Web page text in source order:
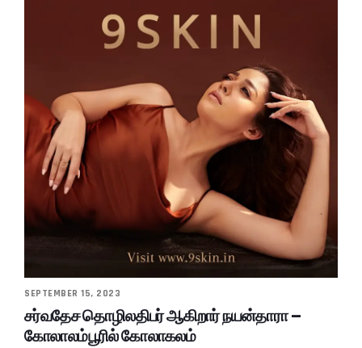
SEPTEMBER 15, 2023
சர்வதேச தொழிலதிபர் ஆகிறார் நயன்தாரா –
கோலாலம்பூரில் கோலாகலம்